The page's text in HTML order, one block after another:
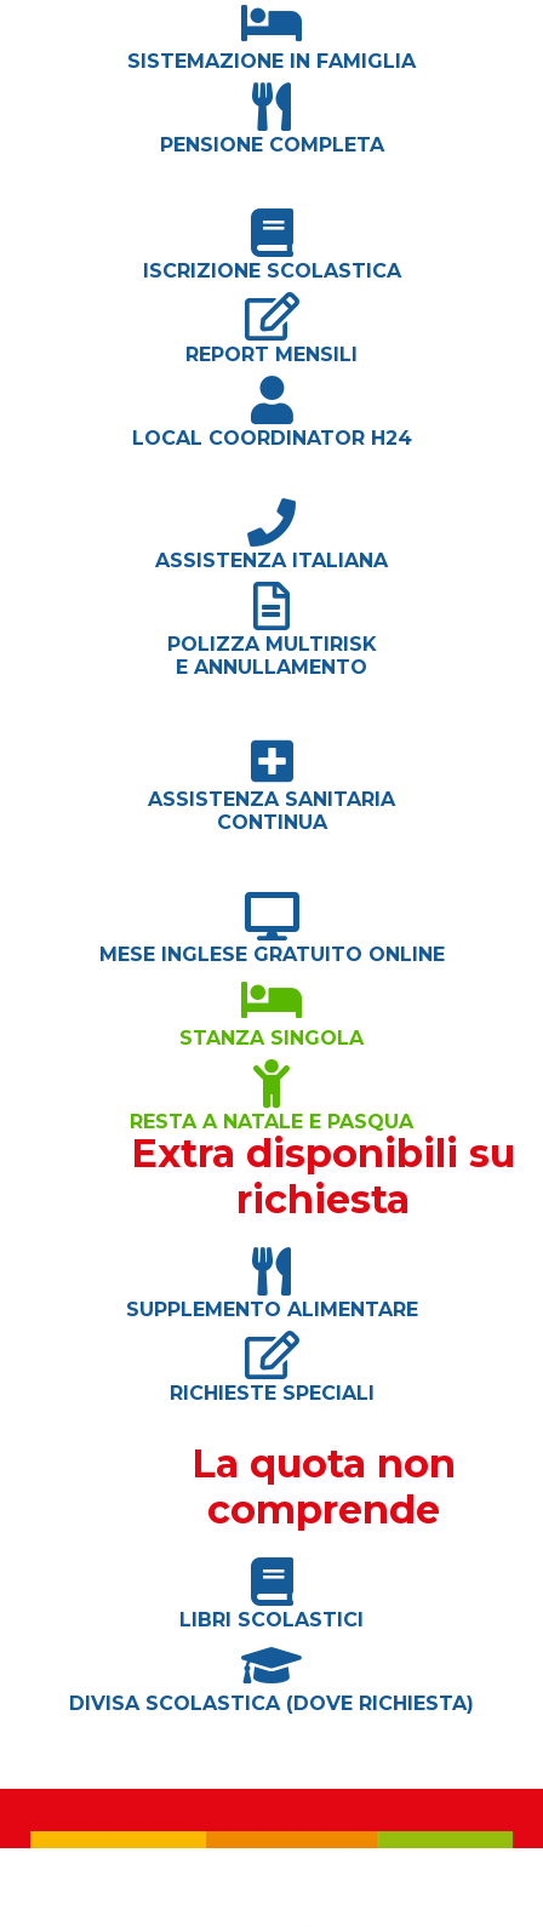
SISTEMAZIONE IN FAMIGLIA
PENSIONE COMPLETA
ISCRIZIONE SCOLASTICA
REPORT MENSILI
LOCAL COORDINATOR H24
ASSISTENZA ITALIANA
POLIZZA MULTIRISK
E ANNULLAMENTO
ASSISTENZA SANITARIA
CONTINUA
MESE INGLESE GRATUITO ONLINE
STANZA SINGOLA
RESTA A NATALE E PASQUA
Extra disponibili su
richiesta
SUPPLEMENTO ALIMENTARE
RICHIESTE SPECIALI
La quota non
comprende
LIBRI SCOLASTICI
DIVISA SCOLASTICA (DOVE RICHIESTA)